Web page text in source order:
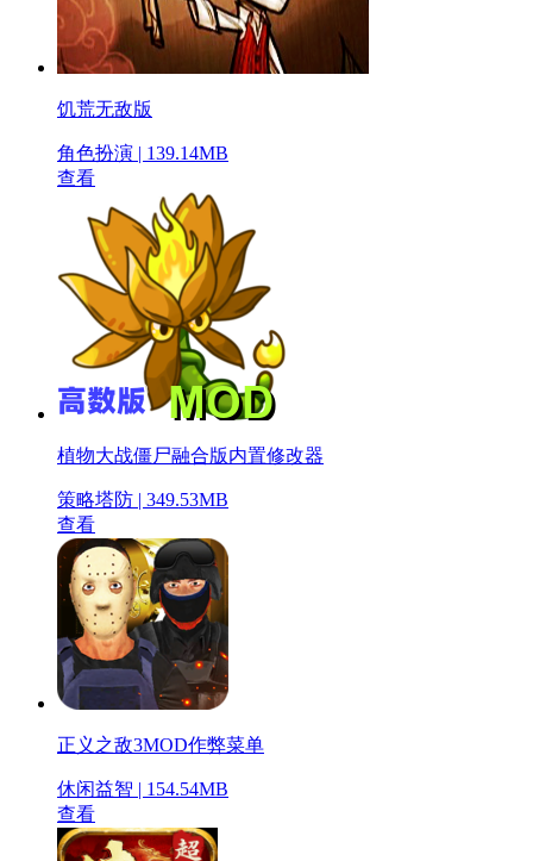
饥荒无敌版
角色扮演 | 139.14MB
查看
植物大战僵尸融合版内置修改器
策略塔防 | 349.53MB
查看
正义之敌3MOD作弊菜单
休闲益智 | 154.54MB
查看